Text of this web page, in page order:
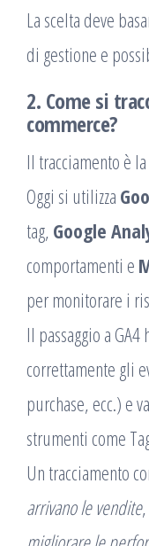
La scelta deve
di gestione e
2. Come si
commerce?
Il tracciamento è
Oggi si utilizza
tag, Google
comportamenti e
per monitorare i
Il passaggio a
correttamente gli
purchase, ecc.) e
strumenti come
Un tracciamento
arrivano le vendite,